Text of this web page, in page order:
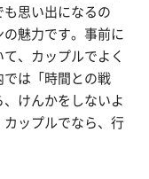
思い出になるの
魅力です。事前に
、カップルでよく
では「時間との戦
けんかをしないよ
カップルでなら、行